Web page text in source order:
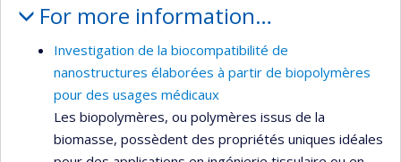
For more information…
Investigation de la biocompatibilité de
nanostructures élaborées à partir de biopolymères
pour des usages médicaux
Les biopolymères, ou polymères issus de la
biomasse, possèdent des propriétés uniques idéales